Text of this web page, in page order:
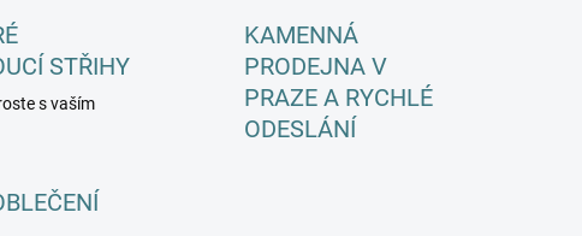
STŘIHY
s vaším
KAMENNÁ
PRODEJNA V
PRAZE A RYCHLÉ
ODESLÁNÍ